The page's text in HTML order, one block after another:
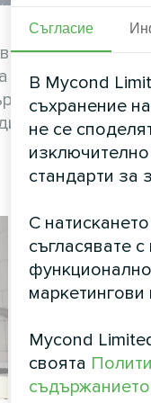
Съгласие
В Mycond
съхранение
не се
стандарти за
С
съгласявате
маркетингови
Mycond
своята